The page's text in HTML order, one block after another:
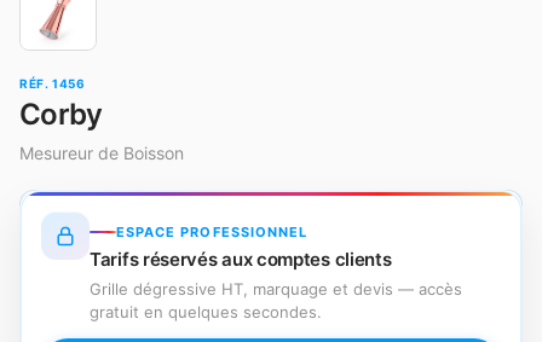
RÉF. 1456
Corby
Mesureur de Boisson
ESPACE PROFESSIONNEL
Tarifs réservés aux comptes clients
Grille dégressive HT, marquage et devis — accès
gratuit en quelques secondes.